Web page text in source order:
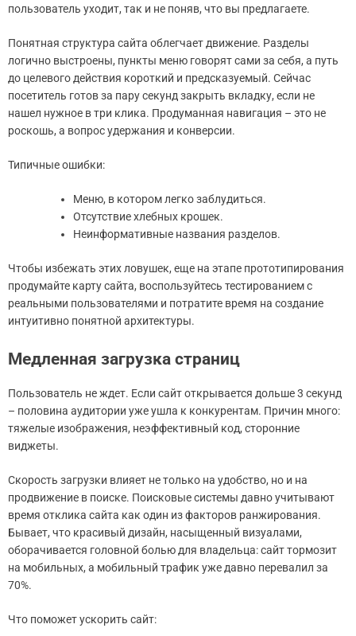
пользователь уходит, так и не поняв, что вы предлагаете.
Понятная структура сайта облегчает движение. Разделы
логично выстроены, пункты меню говорят сами за себя, а путь
до целевого действия короткий и предсказуемый. Сейчас
посетитель готов за пару секунд закрыть вкладку, если не
нашел нужное в три клика. Продуманная навигация – это не
роскошь, а вопрос удержания и конверсии.
Типичные ошибки:
Меню, в котором легко заблудиться.
Отсутствие хлебных крошек.
Неинформативные названия разделов.
Чтобы избежать этих ловушек, еще на этапе прототипирования
продумайте карту сайта, воспользуйтесь тестированием с
реальными пользователями и потратите время на создание
интуитивно понятной архитектуры.
Медленная загрузка страниц
Пользователь не ждет. Если сайт открывается дольше 3 секунд
– половина аудитории уже ушла к конкурентам. Причин много:
тяжелые изображения, неэффективный код, сторонние
виджеты.
Скорость загрузки влияет не только на удобство, но и на
продвижение в поиске. Поисковые системы давно учитывают
время отклика сайта как один из факторов ранжирования.
Бывает, что красивый дизайн, насыщенный визуалами,
оборачивается головной болью для владельца: сайт тормозит
на мобильных, а мобильный трафик уже давно перевалил за
70%.
Что поможет ускорить сайт: